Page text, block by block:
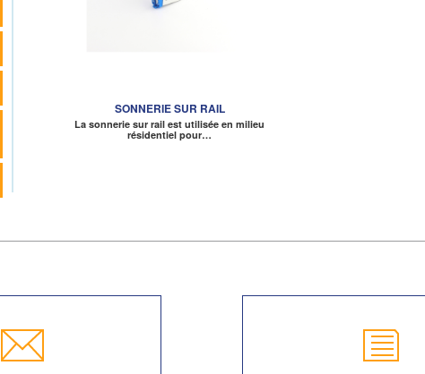
SONNERIE SUR RAIL
La sonnerie sur rail est utilisée en milieu
résidentiel pour…